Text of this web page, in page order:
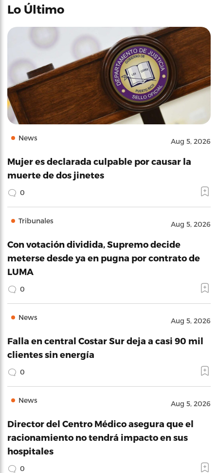
Lo Último
News Aug 5, 2026
Mujer es declarada culpable por causar la
muerte de dos jinetes
0
Tribunales Aug 5, 2026
Con votación dividida, Supremo decide
meterse desde ya en pugna por contrato de
LUMA
0
News Aug 5, 2026
Falla en central Costar Sur deja a casi 90 mil
clientes sin energía
0
News Aug 5, 2026
Director del Centro Médico asegura que el
racionamiento no tendrá impacto en sus
hospitales
0